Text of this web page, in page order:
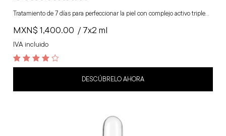
Tratamiento de 7 días para perfeccionar la piel con complejo activo triple…
MXN$ 1,400.00
IVA incluido
/ 7x2 ml
4
DESCÚBRELO AHORA